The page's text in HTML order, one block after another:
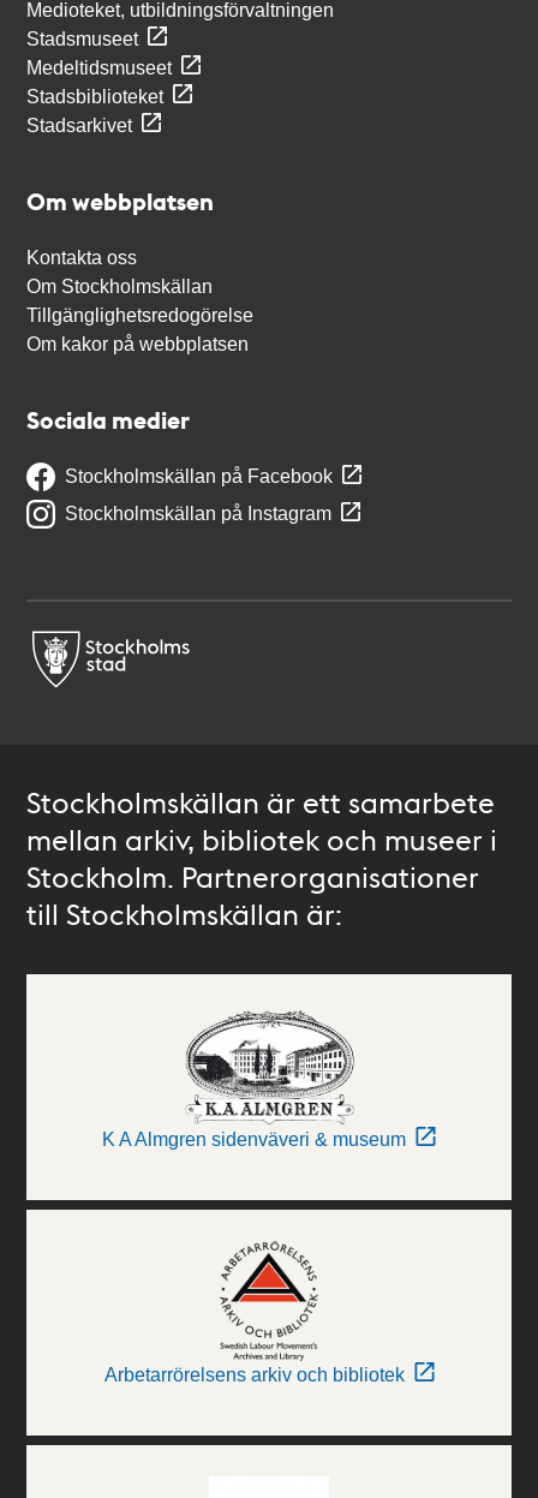
Medioteket, utbildningsförvaltningen
Stadsmuseet
Medeltidsmuseet
Stadsbiblioteket
Stadsarkivet
Om webbplatsen
Kontakta oss
Om Stockholmskällan
Tillgänglighetsredogörelse
Om kakor på webbplatsen
Sociala medier
Stockholmskällan på Facebook
Stockholmskällan på Instagram
Stockholmskällan är ett samarbete
mellan arkiv, bibliotek och museer i
Stockholm. Partnerorganisationer
till Stockholmskällan är:
K A Almgren sidenväveri & museum
Arbetarrörelsens arkiv och bibliotek